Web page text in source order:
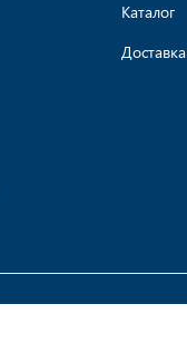
Каталог
Доставка